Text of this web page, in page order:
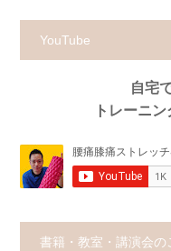
YouTube
自宅
トレーニ
書籍・教室・講演会の